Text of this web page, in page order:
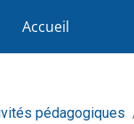
Accueil
pédagogiques